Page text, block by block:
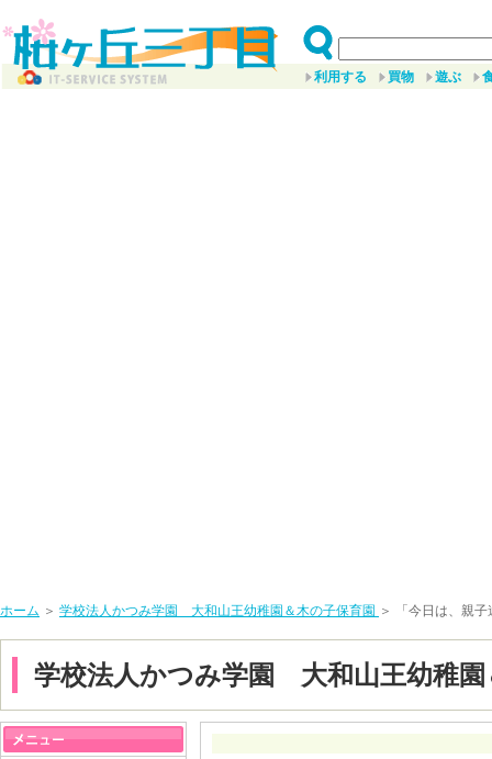
利用する 買物 遊ぶ
ホーム ＞ 学校法人かつみ学園 大和山王幼稚園＆木の子保育園 ＞ 「今日は、親
学校法人かつみ学園 大和山王幼稚園